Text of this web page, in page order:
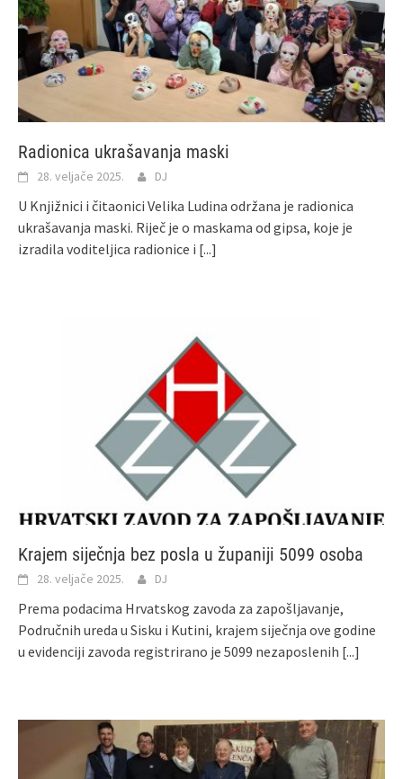
Radionica ukrašavanja maski
28. veljače 2025. DJ
U Knjižnici i čitaonici Velika Ludina održana je radionica
ukrašavanja maski. Riječ je o maskama od gipsa, koje je
izradila voditeljica radionice i [...]
Krajem siječnja bez posla u županiji 5099 osoba
28. veljače 2025. DJ
Prema podacima Hrvatskog zavoda za zapošljavanje,
Područnih ureda u Sisku i Kutini, krajem siječnja ove godine
u evidenciji zavoda registrirano je 5099 nezaposlenih [...]